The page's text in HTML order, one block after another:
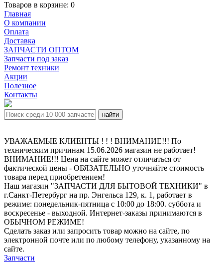
Товаров в корзине: 0
Главная
О компании
Оплата
Доставка
ЗАПЧАСТИ ОПТОМ
Запчасти под заказ
Ремонт техники
Акции
Полезное
Контакты
УВАЖАЕМЫЕ КЛИЕНТЫ ! ! ! ВНИМАНИЕ!!! По
техническим причинам 15.06.2026 магазин не работает!
ВНИМАНИЕ!!! Цена на сайте может отличаться от
фактической цены - ОБЯЗАТЕЛЬНО уточняйте стоимость
товара перед приобретением!
Наш магазин "ЗАПЧАСТИ ДЛЯ БЫТОВОЙ ТЕХНИКИ" в
г.Санкт-Петербург на пр. Энгельса 129, к. 1, работает в
режиме: понедельник-пятница с 10:00 до 18:00. суббота и
воскресенье - выходной. Интернет-заказы принимаются в
ОБЫЧНОМ РЕЖИМЕ!
Сделать заказ или запросить товар можно на сайте, по
электронной почте или по любому телефону, указанному на
сайте.
Запчасти